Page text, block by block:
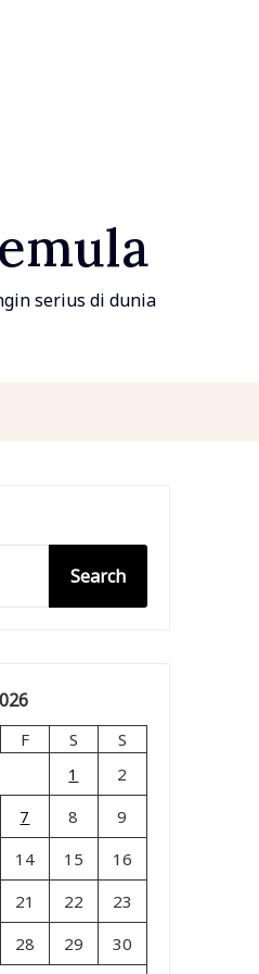
serius di dunia
Search
F S
S
1
2
7 8
9
14 15
16
21 22
23
28 29
30